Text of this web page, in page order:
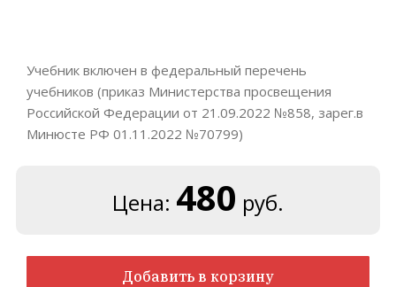
Учебник включен в федеральный перечень
учебников (приказ Министерства просвещения
Российской Федерации от 21.09.2022 №858, зарег.в
Минюсте РФ 01.11.2022 №70799)
Цена: 480 руб.
Добавить в корзину